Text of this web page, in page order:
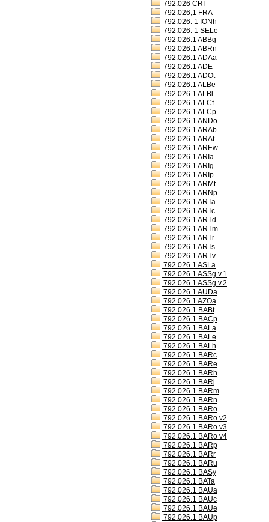
792.026 CRI
792.026,1 FRA
792.026. 1 IONh
792.026. 1 SELe
792.026.1 ABBg
792.026.1 ABRn
792.026.1 ADAa
792.026.1 ADE
792.026.1 ADOt
792.026.1 ALBe
792.026.1 ALBl
792.026.1 ALCf
792.026.1 ALCp
792.026.1 ANDo
792.026.1 ARAb
792.026.1 ARAt
792.026.1 AREw
792.026.1 ARIa
792.026.1 ARIg
792.026.1 ARIp
792.026.1 ARMt
792.026.1 ARNp
792.026.1 ARTa
792.026.1 ARTc
792.026.1 ARTd
792.026.1 ARTm
792.026.1 ARTr
792.026.1 ARTs
792.026.1 ARTv
792.026.1 ASLa
792.026.1 ASSg v.1
792.026.1 ASSg v.2
792.026.1 AUDa
792.026.1 AZOa
792.026.1 BABt
792.026.1 BACp
792.026.1 BALa
792.026.1 BALe
792.026.1 BALh
792.026.1 BARc
792.026.1 BARe
792.026.1 BARh
792.026.1 BARj
792.026.1 BARm
792.026.1 BARn
792.026.1 BARo
792.026.1 BARo v2
792.026.1 BARo v3
792.026.1 BARo v4
792.026.1 BARp
792.026.1 BARr
792.026.1 BARu
792.026.1 BASy
792.026.1 BATa
792.026.1 BAUa
792.026.1 BAUc
792.026.1 BAUe
792.026.1 BAUp